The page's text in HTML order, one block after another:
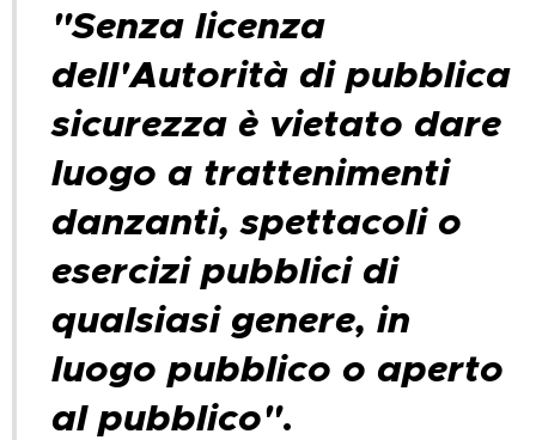
"Senza licenza
dell'Autorità di pubblica
sicurezza è vietato dare
luogo a trattenimenti
danzanti, spettacoli o
esercizi pubblici di
qualsiasi genere, in
luogo pubblico o aperto
al pubblico".